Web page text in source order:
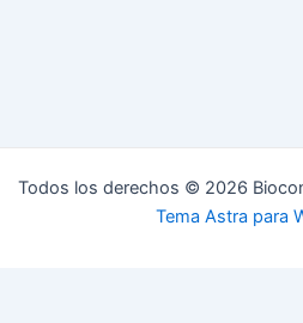
Todos los derechos © 2026
Tema Astra para